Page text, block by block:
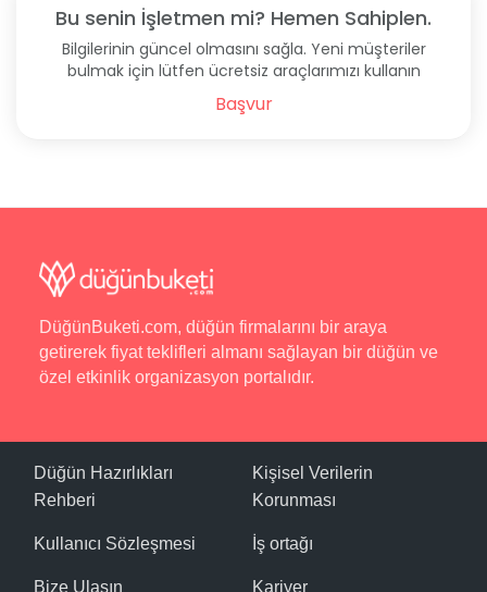
Bu senin İşletmen mi? Hemen Sahiplen.
Bilgilerinin güncel olmasını sağla. Yeni müşteriler
bulmak için lütfen ücretsiz araçlarımızı kullanın
Başvur
DüğünBuketi.com, düğün firmalarını bir araya
getirerek fiyat teklifleri almanı sağlayan bir düğün ve
özel etkinlik organizasyon portalıdır.
Düğün Hazırlıkları
Rehberi
Kullanıcı Sözleşmesi
Bize Ulaşın
Kişisel Verilerin
Korunması
İş ortağı
Kariyer